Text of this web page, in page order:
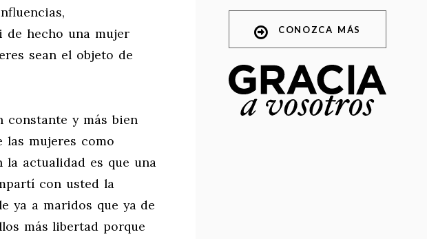
de hecho una mujer
sean el objeto de
constante y más bien
las mujeres como
la actualidad es que una
con usted la
ya a maridos que ya de
más libertad porque
CONOZCA MÁS